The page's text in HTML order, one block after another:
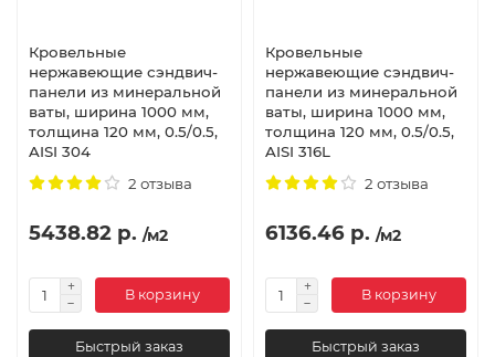
Кровельные
нержавеющие сэндвич-
панели из минеральной
ваты, ширина 1000 мм,
толщина 120 мм, 0.5/0.5,
AISI 304
2 отзыва
5438.82 р. /м2
В корзину
Быстрый заказ
Кровельные
нержавеющие сэндвич-
панели из минеральной
ваты, ширина 1000 мм,
толщина 120 мм, 0.5/0.5,
AISI 316L
2 отзыва
6136.46 р. /м2
В корзину
Быстрый заказ